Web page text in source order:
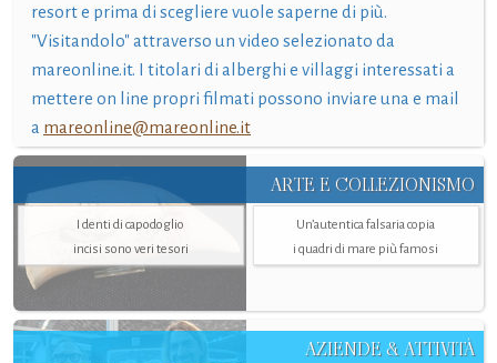
resort e prima di scegliere vuole saperne di più.
"Visitandolo" attraverso un video selezionato da
mareonline.it. I titolari di alberghi e villaggi interessati a
mettere on line propri filmati possono inviare una e mail
a mareonline@mareonline.it
ARTE E COLLEZIONISMO
I denti di capodoglio
incisi sono veri tesori
Un’autentica falsaria copia
i quadri di mare più famosi
AZIENDE & ATTIVITÀ